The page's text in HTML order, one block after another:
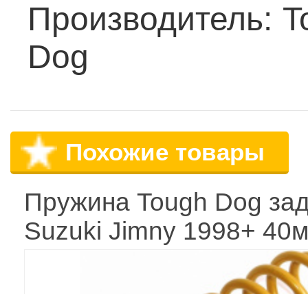
Производитель:
Dog
Похожие товары
Пружина Tough Dog
Suzuki Jimny 1998+